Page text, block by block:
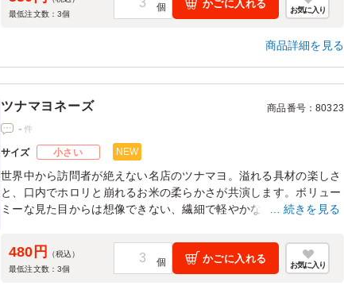
最低注文数：3個
かごに入れる
お気に入り
商品詳細を見る
ツナマヨネーズ 商品番号：80323
- 件
サイズ 小さい NEW
世界中から訪問者が絶えない名店のツナマヨ。溢れる具材の楽しさ
と、口内でホロリと崩れるお米の柔らかさが共演します。ボリュー
ミーな見た目からは想像できない、繊細で軽やかな口当たりが魅
続きを見る
480円
（税込）
最低注文数：3個
かごに入れる
お気に入り